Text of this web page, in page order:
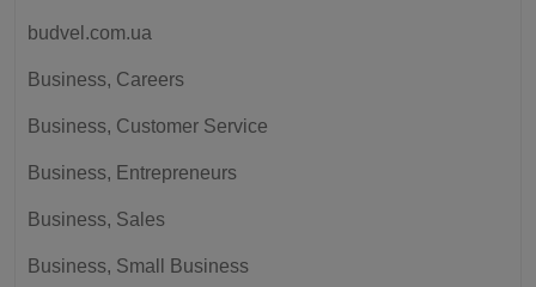
budvel.com.ua
Business, Careers
Business, Customer Service
Business, Entrepreneurs
Business, Sales
Business, Small Business